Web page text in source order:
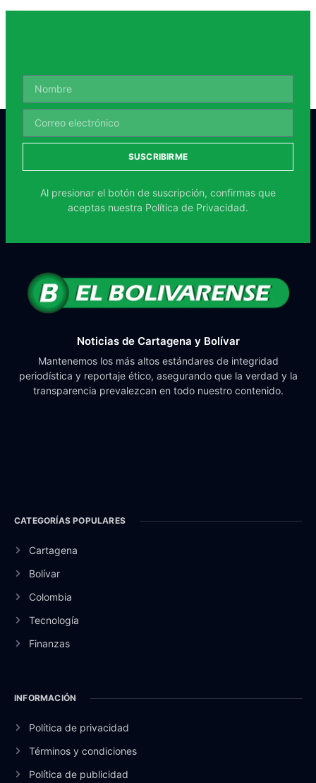
SUSCRIBIRME
Al presionar el botón de suscripción, confirmas que
aceptas nuestra Política de Privacidad.
Noticias de Cartagena y Bolívar
Mantenemos los más altos estándares de integridad
periodística y reportaje ético, asegurando que la verdad y la
transparencia prevalezcan en todo nuestro contenido.
CATEGORÍAS POPULARES
Cartagena
Bolívar
Colombia
Tecnología
Finanzas
INFORMACIÓN
Política de privacidad
Términos y condiciones
Política de publicidad